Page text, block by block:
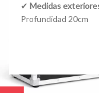
✔ Medidas
Profundidad 20cm